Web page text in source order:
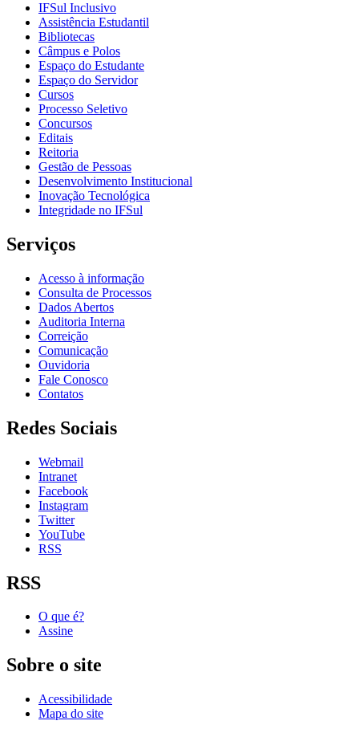
IFSul Inclusivo
Assistência Estudantil
Bibliotecas
Câmpus e Polos
Espaço do Estudante
Espaço do Servidor
Cursos
Processo Seletivo
Concursos
Editais
Reitoria
Gestão de Pessoas
Desenvolvimento Institucional
Inovação Tecnológica
Integridade no IFSul
Serviços
Acesso à informação
Consulta de Processos
Dados Abertos
Auditoria Interna
Correição
Comunicação
Ouvidoria
Fale Conosco
Contatos
Redes Sociais
Webmail
Intranet
Facebook
Instagram
Twitter
YouTube
RSS
RSS
O que é?
Assine
Sobre o site
Acessibilidade
Mapa do site